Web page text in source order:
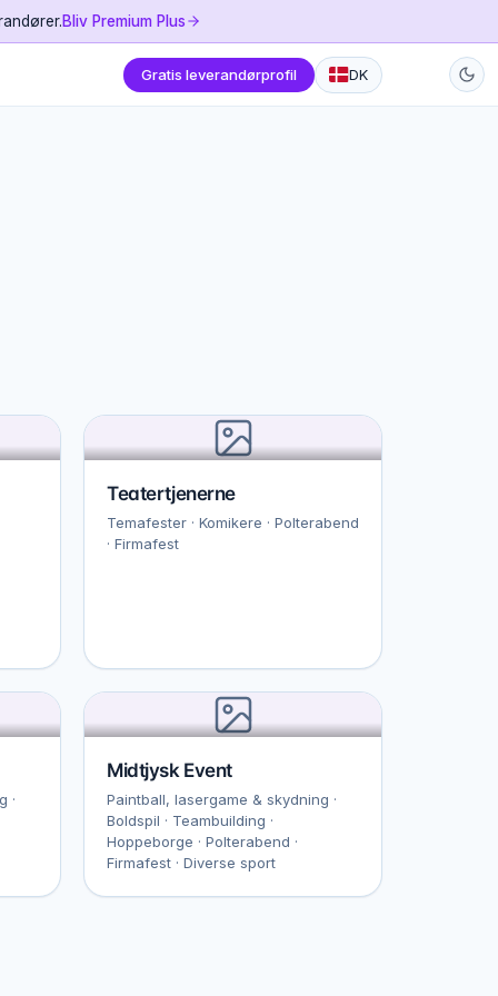
Bliv Premium Plus
Gratis leverandørprofil DK
Teatertjenerne
Temafester · Komikere · Polterabend
· Firmafest
·
Midtjysk Event
Paintball, lasergame & skydning ·
Boldspil · Teambuilding ·
Hoppeborge · Polterabend ·
Firmafest · Diverse sport